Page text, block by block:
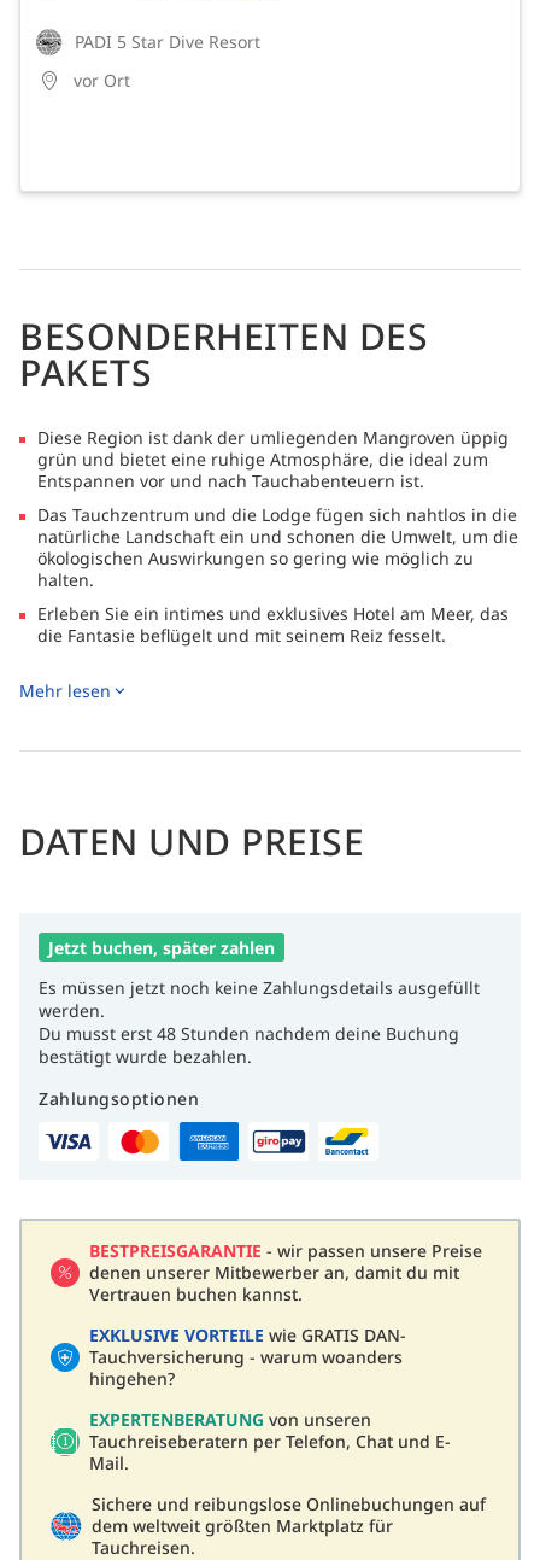
PADI 5 Star Dive Resort
vor Ort
BESONDERHEITEN DES
PAKETS
Diese Region ist dank der umliegenden Mangroven üppig
grün und bietet eine ruhige Atmosphäre, die ideal zum
Entspannen vor und nach Tauchabenteuern ist.
Das Tauchzentrum und die Lodge fügen sich nahtlos in die
natürliche Landschaft ein und schonen die Umwelt, um die
ökologischen Auswirkungen so gering wie möglich zu
halten.
Erleben Sie ein intimes und exklusives Hotel am Meer, das
die Fantasie beflügelt und mit seinem Reiz fesselt.
Land und Meer und begeben Sie sich auf eine
Genießen Sie kulinarische Exzellenz und Service, der
Mehr lesen
DATEN UND PREISE
Jetzt buchen, später zahlen
Es müssen jetzt noch keine Zahlungsdetails ausgefüllt
werden.
Du musst erst 48 Stunden nachdem deine Buchung
bestätigt wurde bezahlen.
Zahlungsoptionen
BESTPREISGARANTIE - wir passen unsere Preise
denen unserer Mitbewerber an, damit du mit
Vertrauen buchen kannst.
EXKLUSIVE VORTEILE wie GRATIS DAN-
Tauchversicherung - warum woanders
hingehen?
EXPERTENBERATUNG von unseren
Tauchreiseberatern per Telefon, Chat und E-
Mail.
Sichere und reibungslose Onlinebuchungen auf
dem weltweit größten Marktplatz für
Tauchreisen.